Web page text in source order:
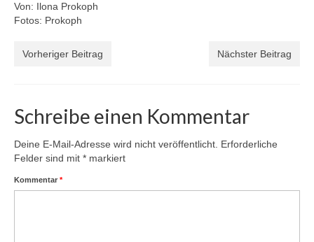
Von: Ilona Prokoph
Fotos: Prokoph
Vorheriger Beitrag Nächster Beitrag
Schreibe einen Kommentar
Deine E-Mail-Adresse wird nicht veröffentlicht. Erforderliche
Felder sind mit * markiert
Kommentar *